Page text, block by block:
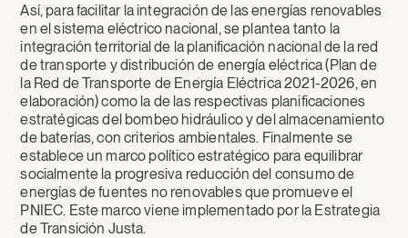
Así, para facilitar la integración de las energías renovables
en el sistema eléctrico nacional, se plantea tanto la
integración territorial de la planificación nacional de la red
de transporte y distribución de energía eléctrica (Plan de
la Red de Transporte de Energía Eléctrica 2021-2026, en
elaboración) como la de las respectivas planificaciones
estratégicas del bombeo hidráulico y del almacenamiento
de baterías, con criterios ambientales. Finalmente se
establece un marco político estratégico para equilibrar
socialmente la progresiva reducción del consumo de
energías de fuentes no renovables que promueve el
PNIEC. Este marco viene implementado por la Estrategia
de Transición Justa.